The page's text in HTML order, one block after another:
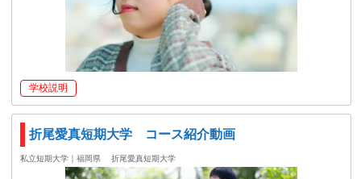
学校説明
折尾愛真短期大学 コース紹介動画
私立短期大学｜福岡県 折尾愛真短期大学